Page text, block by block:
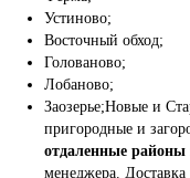
Устиново;
Восточный обход;
Голованово;
Лобаново;
Заозерье;Новые и
пригородные и
отдаленные районы
менеджера.